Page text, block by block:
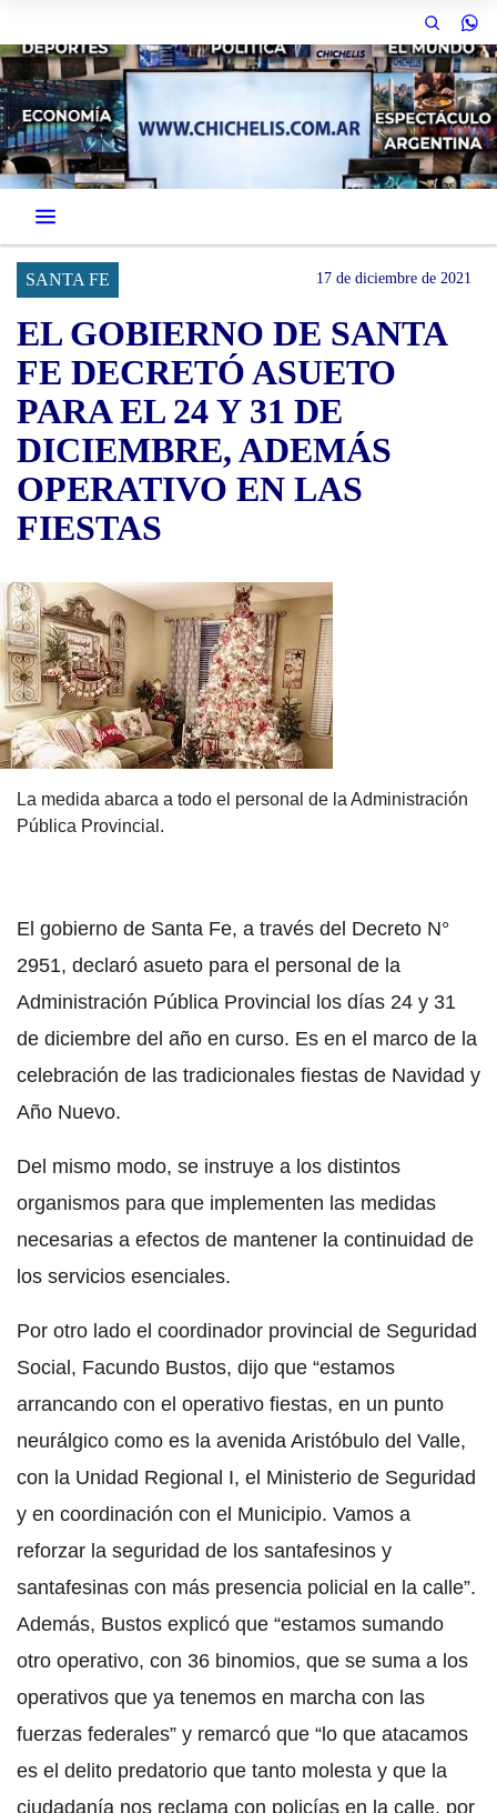
SANTA FE 17 de diciembre de 2021
EL GOBIERNO DE SANTA
FE DECRETÓ ASUETO
PARA EL 24 Y 31 DE
DICIEMBRE, ADEMÁS
OPERATIVO EN LAS
FIESTAS
La medida abarca a todo el personal de la Administración
Pública Provincial.
El gobierno de Santa Fe, a través del Decreto N°
2951, declaró asueto para el personal de la
Administración Pública Provincial los días 24 y 31
de diciembre del año en curso. Es en el marco de la
celebración de las tradicionales fiestas de Navidad y
Año Nuevo.
Del mismo modo, se instruye a los distintos
organismos para que implementen las medidas
necesarias a efectos de mantener la continuidad de
los servicios esenciales.
Por otro lado el coordinador provincial de Seguridad
Social, Facundo Bustos, dijo que “estamos
arrancando con el operativo fiestas, en un punto
neurálgico como es la avenida Aristóbulo del Valle,
con la Unidad Regional I, el Ministerio de Seguridad
y en coordinación con el Municipio. Vamos a
reforzar la seguridad de los santafesinos y
santafesinas con más presencia policial en la calle”.
Además, Bustos explicó que “estamos sumando
otro operativo, con 36 binomios, que se suma a los
operativos que ya tenemos en marcha con las
fuerzas federales” y remarcó que “lo que atacamos
es el delito predatorio que tanto molesta y que la
ciudadanía nos reclama con policías en la calle, por